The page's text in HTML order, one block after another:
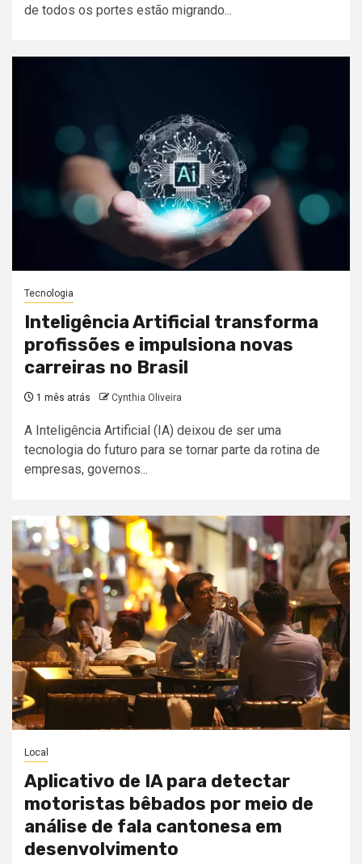
de todos os portes estão migrando...
Tecnologia
Inteligência Artificial transforma
profissões e impulsiona novas
carreiras no Brasil
1 mês atrás Cynthia Oliveira
A Inteligência Artificial (IA) deixou de ser uma
tecnologia do futuro para se tornar parte da rotina de
empresas, governos...
Local
Aplicativo de IA para detectar
motoristas bêbados por meio de
análise de fala cantonesa em
desenvolvimento